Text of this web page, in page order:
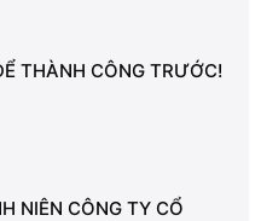
THÀNH CÔNG TRƯỚC!
NIÊN CÔNG TY CỔ